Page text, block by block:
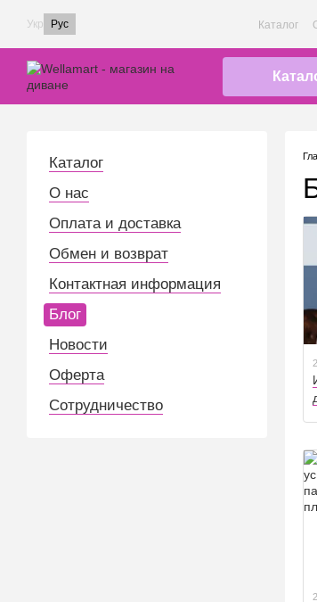
Перейти к основному контенту
Укр Рус Каталог
Каталог
О нас
Оплата и доставка
Обмен и возврат
Контактная информация
Блог
Новости
Оферта
Сотрудничество